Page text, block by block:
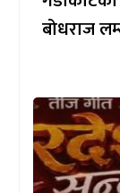
बोधराज